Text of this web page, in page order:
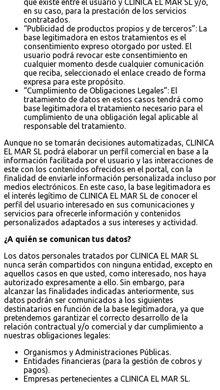
que existe entre el usuario y CLINICA EL MAR SL y/o,
en su caso, para la prestación de los servicios
contratados.
“Publicidad de productos propios y de terceros”: La
base legitimadora en estos tratamientos es el
consentimiento expreso otorgado por usted. El
usuario podrá revocar este consentimiento en
cualquier momento desde cualquier comunicación
que reciba, seleccionado el enlace creado de forma
expresa para este propósito.
“Cumplimiento de Obligaciones Legales”: El
tratamiento de datos en estos casos tendrá como
base legitimadora el tratamiento necesario para el
cumplimiento de una obligación legal aplicable al
responsable del tratamiento.
Aunque no se tomarán decisiones automatizadas, CLINICA
EL MAR SL podrá elaborar un perfil comercial en base a la
información facilitada por el usuario y las interacciones de
este con los contenidos ofrecidos en el portal, con la
finalidad de enviarle información personalizada incluso por
medios electrónicos. En este caso, la base legitimadora es
el interés legítimo de CLINICA EL MAR SL de conocer el
perfil del usuario interesado en sus comunicaciones y
servicios para ofrecerle información y contenidos
personalizados adaptados a sus intereses y actividad.
¿A quién se comunican tus datos?
Los datos personales tratados por CLINICA EL MAR SL
nunca serán compartidos con ninguna entidad, excepto en
aquellos casos en que usted, como interesado, nos haya
autorizado expresamente a ello. Sin embargo, para
alcanzar las finalidades indicadas anteriormente, sus
datos podrán ser comunicados a los siguientes
destinatarios en función de la base legitimadora, ya que
pretendemos garantizar el correcto desarrollo de la
relación contractual y/o comercial y dar cumplimiento a
nuestras obligaciones legales:
Organismos y Administraciones Públicas.
Entidades financieras (para la gestión de cobros y
pagos).
Empresas pertenecientes a CLINICA EL MAR SL.